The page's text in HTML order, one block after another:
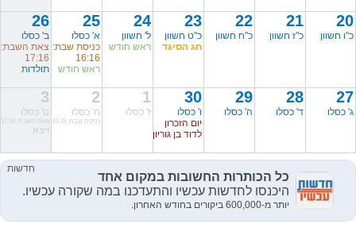
20
כ"ו חשוון
21
כ"ז חשוון
22
כ"ח חשוון
23
כ"ט חשוון
חג הסיגד
24
ל' חשוון
ראש חודש
25
א' כסלו
כניסת שבת:
16:16
ראש חודש
26
ב' כסלו
צאת השבת:
17:16
תולדות
27
ג' כסלו
28
ד' כסלו
29
ה' כסלו
30
ו' כסלו
יום הזכרון
לדוד בן גוריון
1
ז' כסלו
2
ח' כסלו
כניסת שבת: 16:15
3
ט' כסלו
צאת השבת: 17:16
ויצא